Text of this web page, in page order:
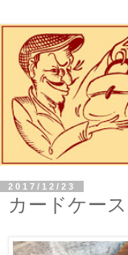
2017/12/23
カードケース